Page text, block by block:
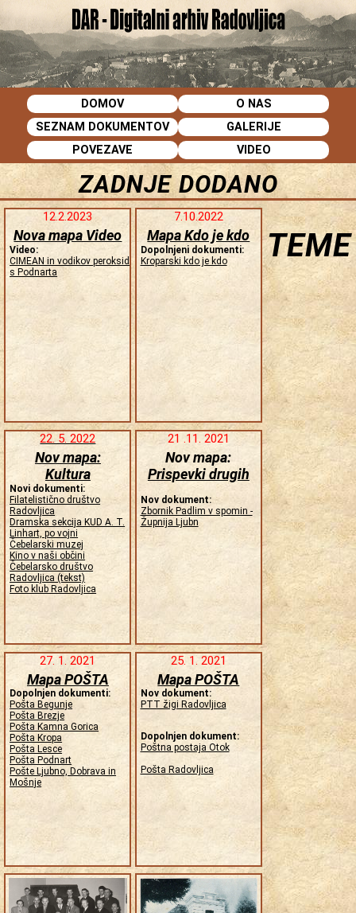
DOMOV
O NAS
SEZNAM DOKUMENTOV
GALERIJE
POVEZAVE
VIDEO
ZADNJE DODANO
12.2.2023
Nova mapa Video
Video:
CIMEAN in vodikov peroksid
s Podnarta
7.10.2022
Mapa Kdo je kdo
Dopolnjeni dokumenti:
Kroparski kdo je kdo
22. 5. 2022
Nov mapa:
Kultura
Novi dokumenti:
Filatelistično društvo
Radovljica
Dramska sekcija KUD A. T.
Linhart, po vojni
Čebelarski muzej
Kino v naši občini
Čebelarsko društvo
Radovljica (tekst)
Foto klub Radovljica
21 .11. 2021
Nov mapa:
Prispevki drugih
Nov dokument:
Zbornik Padlim v spomin -
Župnija Ljubn
27. 1. 2021
Mapa POŠTA
Dopolnjen dokumenti:
Pošta Begunje
Pošta Brezje
Pošta Kamna Gorica
Pošta Kropa
Pošta Lesce
Pošta Podnart
Pošte Ljubno, Dobrava in
Mošnje
25. 1. 2021
Mapa POŠTA
Nov dokument:
PTT žigi Radovljica
Dopolnjen dokument:
Poštna postaja Otok
Pošta Radovljica
TEME